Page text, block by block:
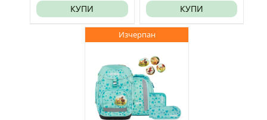
КУПИ КУПИ
Изчерпан